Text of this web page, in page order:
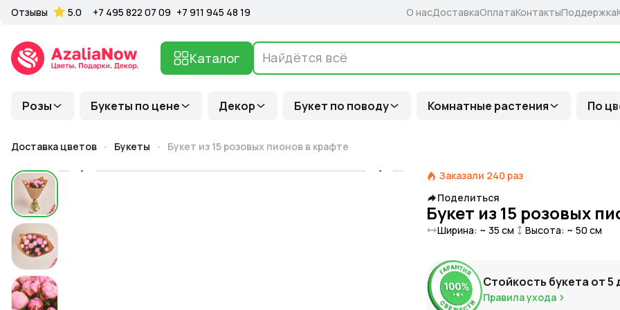
Розы Букеты по цене Декор Букет по поводу Комнатные растения По
Каталог
Отзывы 5.0 +7 495 822 07 09 +7 911 945 48 19 О насДоставкаОплатаКонтактыПоддержка
Доставка цветов Букеты Букет из 15 розовых пионов в крафте
Заказали 240 раз
Поделиться
Букет из 15 розовых
Ширина: ~ 35 см Высота: ~ 50 см
Стойкость букета от5
Правила ухода